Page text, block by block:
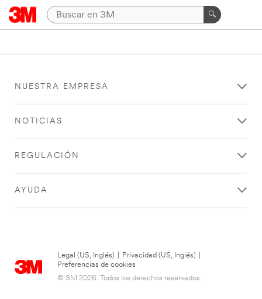
NUESTRA EMPRESA
NOTICIAS
REGULACIÓN
AYUDA
Legal (US, Inglés) Privacidad (US, Inglés)
Preferencias de cookies
© 3M 2026. Todos los derechos reservados..